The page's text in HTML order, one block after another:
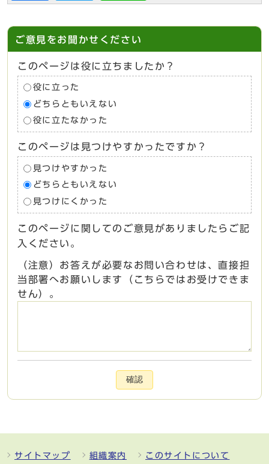
ご意見をお聞かせください
このページは役に立ちましたか？
役に立った
どちらともいえない
役に立たなかった
このページは見つけやすかったですか？
見つけやすかった
どちらともいえない
見つけにくかった
このページに関してのご意見がありましたらご記
入ください。
（注意）お答えが必要なお問い合わせは、直接担
当部署へお願いします（こちらではお受けできま
せん）。
確認
サイトマップ 組織案内 このサイトについて